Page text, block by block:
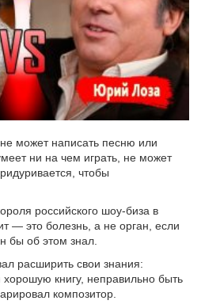
может написать песню или
ни на чем играть, не может
чтобы
российского шоу-биза в
— это болезнь, а не орган, если
бы об этом знал.
расширить свои знания:
книгу, неправильно быть
композитор.